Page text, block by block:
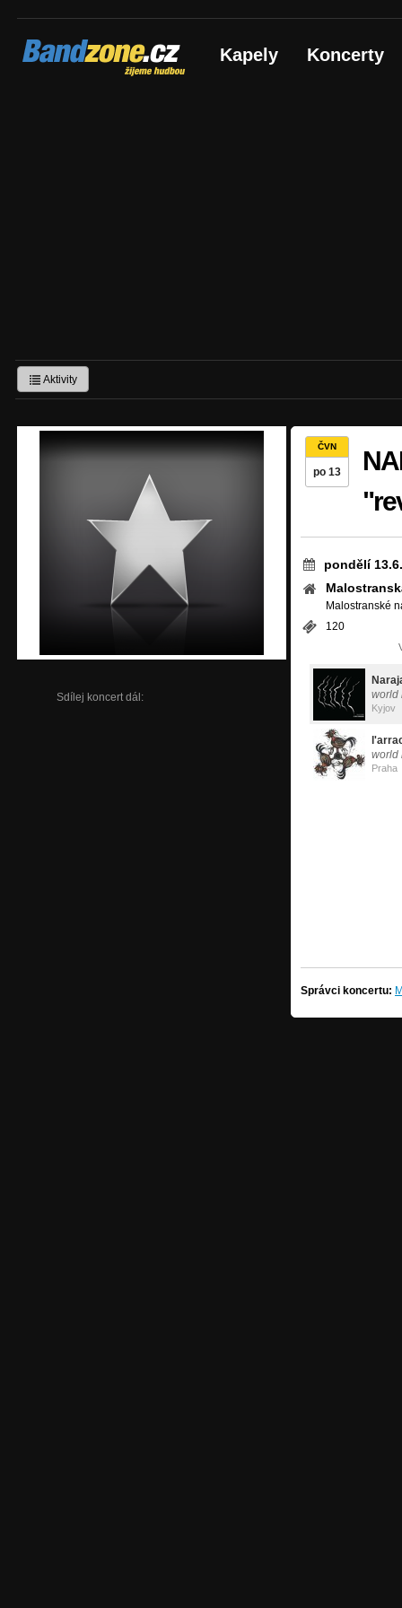
Bandzone.cz
žijeme hudbou Kapely Koncerty
Aktivity
Sdílej koncert dál:
ČVN
po 13
pondělí
Malostranské
120
world
Kyjov
world
Praha
Správci koncertu: